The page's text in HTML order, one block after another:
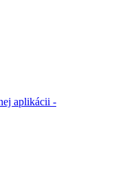
aplikácii -